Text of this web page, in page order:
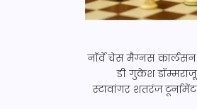
नॉर्वे चेस मैग्नस कार्लसन
डी गुकेश डॉम्मराजू
स्टावांगर शतरंज टूर्नामेंट